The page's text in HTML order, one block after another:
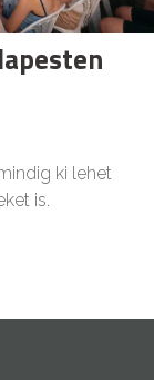
ki lehet
is.